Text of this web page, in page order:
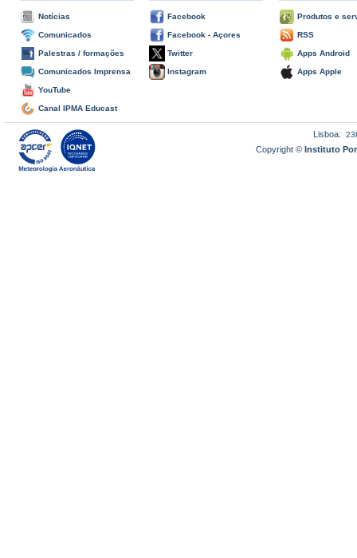
Notícias
Comunicados
Palestras / formações
Comunicados Imprensa
YouTube
Canal IPMA Educast
Facebook
Facebook - Açores
Twitter
Instagram
Produtos e
RSS
Apps Android
Apps Apple
Lisboa:
Copyright ©Instituto